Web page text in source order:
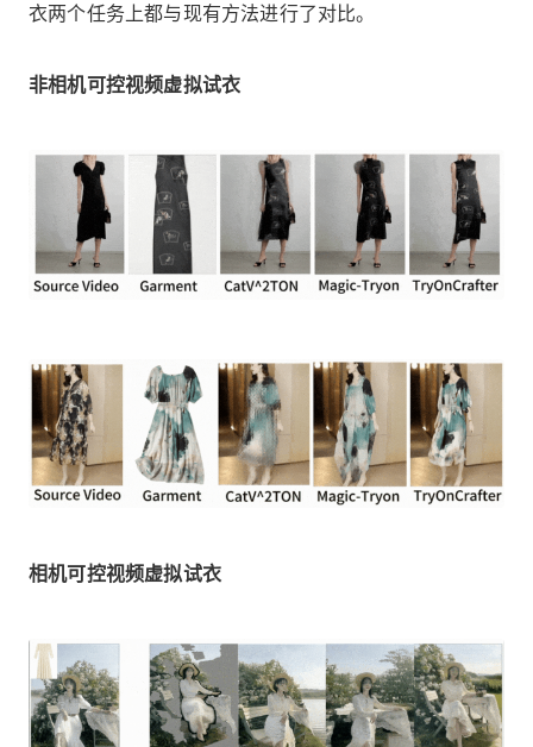
衣两个任务上都与现有方法进行了对比。
非相机可控视频虚拟试衣
相机可控视频虚拟试衣